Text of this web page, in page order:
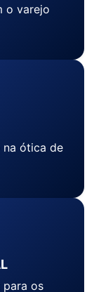
o varejo
ótica de
para os